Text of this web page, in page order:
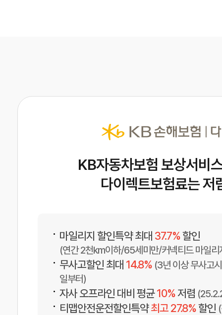
KB자동차보험 보상서비
다이렉트보험료는 저
• 마일리지 할인특약 최대 37.7%할인
(연간 2천km이하/65세미만/커넥티드 마일리
• 무사고할인 최대 14.8% (3년 이상 무사고
일부터)
• 자사 오프라인 대비 평균10%저렴
• 티맵안전운전할인특약최고 27.8%할인